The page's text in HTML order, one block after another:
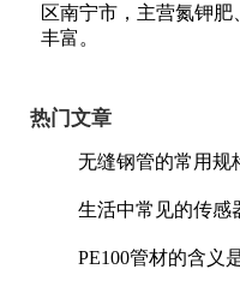
区南宁市，主营氮钾
丰富。
热门文章
无缝钢管的常用规
生活中常见的传感
PE100管材的含义